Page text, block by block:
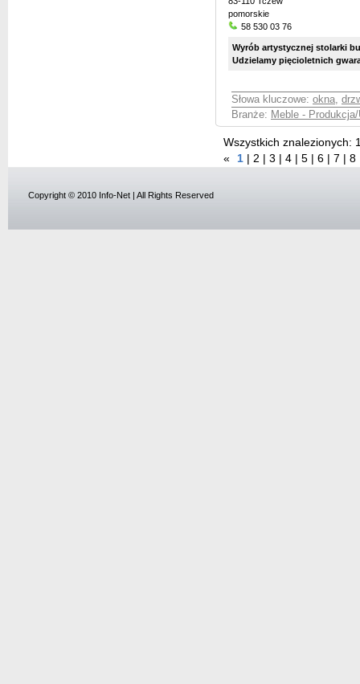
pomorskie
58 530 03 76
Wyrób artystycznej stolarki
Udzielamy pięcioletnich
Słowa kluczowe: okna,
Branże: Meble - Produkcja/
Wszystkich znalezionych:
«
1 2 3 4 5 6 7 8
Copyright © 2010 Info-Net | All Rights Reserved